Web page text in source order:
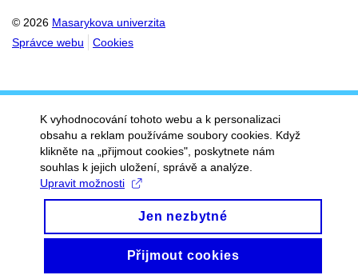
© 2026 Masarykova univerzita
Správce webu
Cookies
K vyhodnocování tohoto webu a k personalizaci
obsahu a reklam používáme soubory cookies. Když
klikněte na „přijmout cookies", poskytnete nám
souhlas k jejich uložení, správě a analýze.
Upravit možnosti
Jen nezbytné
Přijmout cookies